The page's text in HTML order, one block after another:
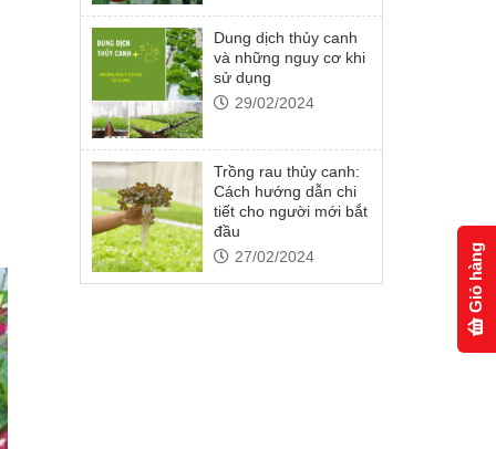
Dung dịch thủy canh
và những nguy cơ khi
sử dụng
29/02/2024
Trồng rau thủy canh:
Cách hướng dẫn chi
tiết cho người mới bắt
đầu
27/02/2024
Giỏ hàng